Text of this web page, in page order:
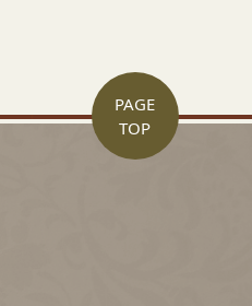
PAGE
TOP